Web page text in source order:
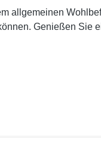
allgemeinen
Genießen Sie